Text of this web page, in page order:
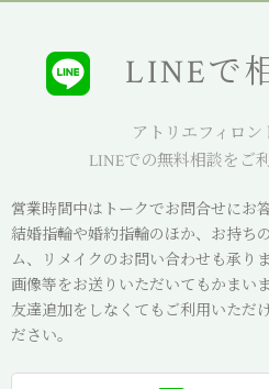
LINEで
アトリエフィロン
LINEでの無料相談をご
営業時間中はトークでお問合せにお答
結婚指輪や婚約指輪のほか、お持ち
ム、リメイクのお問い合わせも承りま
画像等をお送りいただいてもかまいま
友達追加をしなくてもご利用いただ
ださい。